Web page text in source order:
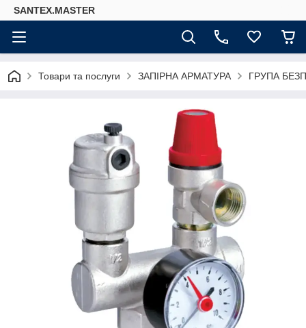
SANTEX.MASTER
Товари та послуги ЗАПІРНА АРМАТУРА ГРУПА